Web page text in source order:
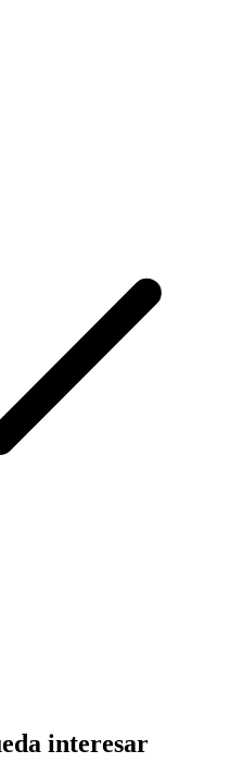
interesar